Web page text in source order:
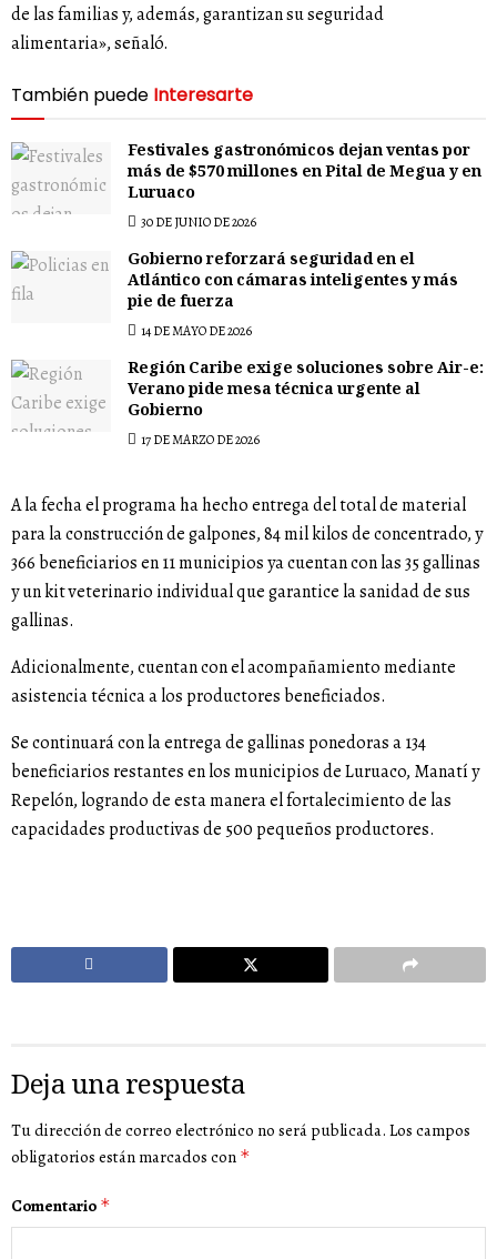
de las familias y, además, garantizan su seguridad
alimentaria», señaló.
También puede Interesarte
Festivales gastronómicos dejan ventas por
más de $570 millones en Pital de Megua y en
Luruaco
30 DE JUNIO DE 2026
Gobierno reforzará seguridad en el
Atlántico con cámaras inteligentes y más
pie de fuerza
14 DE MAYO DE 2026
Región Caribe exige soluciones sobre Air-e:
Verano pide mesa técnica urgente al
Gobierno
17 DE MARZO DE 2026
A la fecha el programa ha hecho entrega del total de material
para la construcción de galpones, 84 mil kilos de concentrado, y
366 beneficiarios en 11 municipios ya cuentan con las 35 gallinas
y un kit veterinario individual que garantice la sanidad de sus
gallinas.
Adicionalmente, cuentan con el acompañamiento mediante
asistencia técnica a los productores beneficiados.
Se continuará con la entrega de gallinas ponedoras a 134
beneficiarios restantes en los municipios de Luruaco, Manatí y
Repelón, logrando de esta manera el fortalecimiento de las
capacidades productivas de 500 pequeños productores.
Deja una respuesta
Tu dirección de correo electrónico no será publicada. Los campos
obligatorios están marcados con *
Comentario *